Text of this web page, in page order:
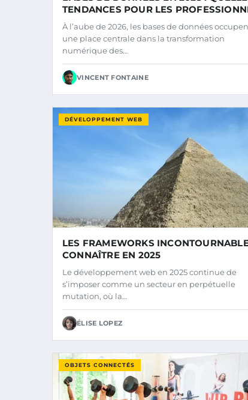
TENDANCES POUR LES
?
À l’aube de 2026, les bases de données
une place centrale dans la transformation
numérique des…
VINCENT FONTAINE
DÉVELOPPEMENT WEB
LES FRAMEWORKS
CONNAÎTRE EN 2025
Le développement web en 2025 continue de
s’imposer comme un secteur en perpétuelle
mutation, où la…
ÉLISE LOPEZ
OBJETS CONNECTÉS